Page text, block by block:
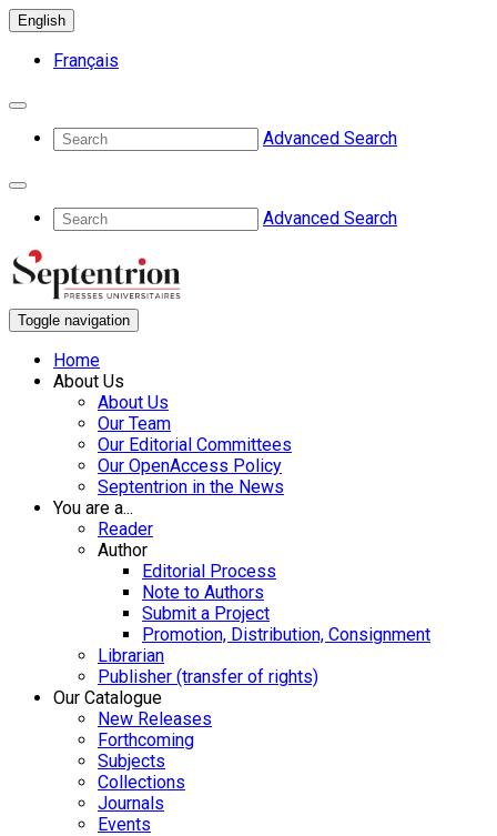
English
Français
Advanced Search
Advanced Search
Toggle navigation
Home
About Us
About Us
Our Team
Our Editorial Committees
Our OpenAccess Policy
Septentrion in the News
You are a...
Reader
Author
Editorial Process
Note to Authors
Submit a Project
Promotion, Distribution, Consignment
Librarian
Publisher (transfer of rights)
Our Catalogue
New Releases
Forthcoming
Subjects
Collections
Journals
Events